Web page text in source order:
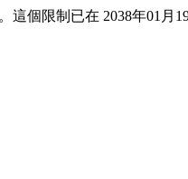
這個限制已在 2038年01月